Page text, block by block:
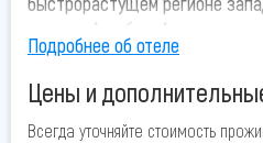
Возможности,
Hotel Aktobe помогут ускорить
профессиональных и личных
центральной части города, в
Подробнее об отеле
Цены и
Всегда уточняйте стоимость